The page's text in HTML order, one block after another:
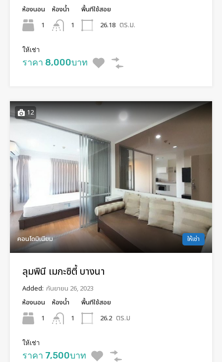
ห้องนอน
1
ห้องน้ำ
1
พื้นทีใช้สอย
26.18 ตร.ม.
ให้เช่า
ราคา 8,000บาท
12
คอนโดมิเนียม ให้เช่า
ลุมพินี เมกะซิตี้ บางนา
Added: กันยายน 26, 2023
ห้องนอน
1
ห้องน้ำ
1
พื้นทีใช้สอย
26.2 ตร.ม
ให้เช่า
ราคา 7,500บาท